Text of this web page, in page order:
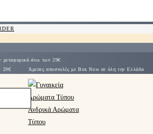
μεταφορικά άνω των 29€
29€
Άμεσες αποστολές με Box Now σε όλη την Ελλάδα